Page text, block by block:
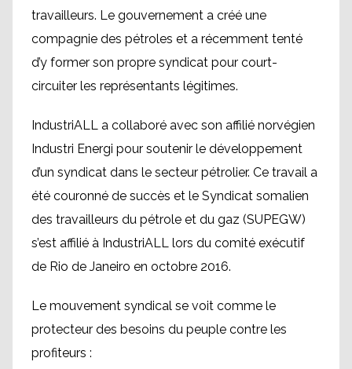
travailleurs. Le gouvernement a créé une
compagnie des pétroles et a récemment tenté
d’y former son propre syndicat pour court-
circuiter les représentants légitimes.
IndustriALL a collaboré avec son affilié norvégien
Industri Energi pour soutenir le développement
d’un syndicat dans le secteur pétrolier. Ce travail a
été couronné de succès et le Syndicat somalien
des travailleurs du pétrole et du gaz (SUPEGW)
s’est affilié à IndustriALL lors du comité exécutif
de Rio de Janeiro en octobre 2016.
Le mouvement syndical se voit comme le
protecteur des besoins du peuple contre les
profiteurs :